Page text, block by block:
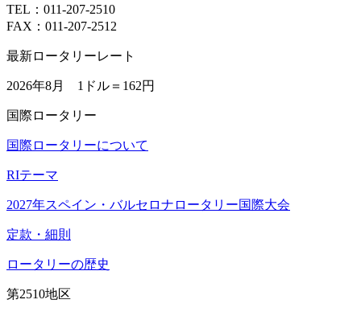
TEL：011-207-2510
FAX：011-207-2512
最新ロータリーレート
2026年8月 1ドル＝ 162円
国際ロータリー
国際ロータリーについて
RIテーマ
2027年スペイン・バルセロナロータリー国際大会
定款・細則
ロータリーの歴史
第2510地区